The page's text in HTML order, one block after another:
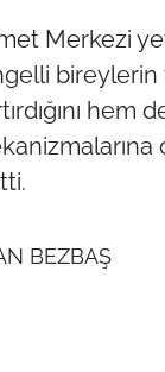
Merkezi
bireylerin
hem
BEZBAŞ